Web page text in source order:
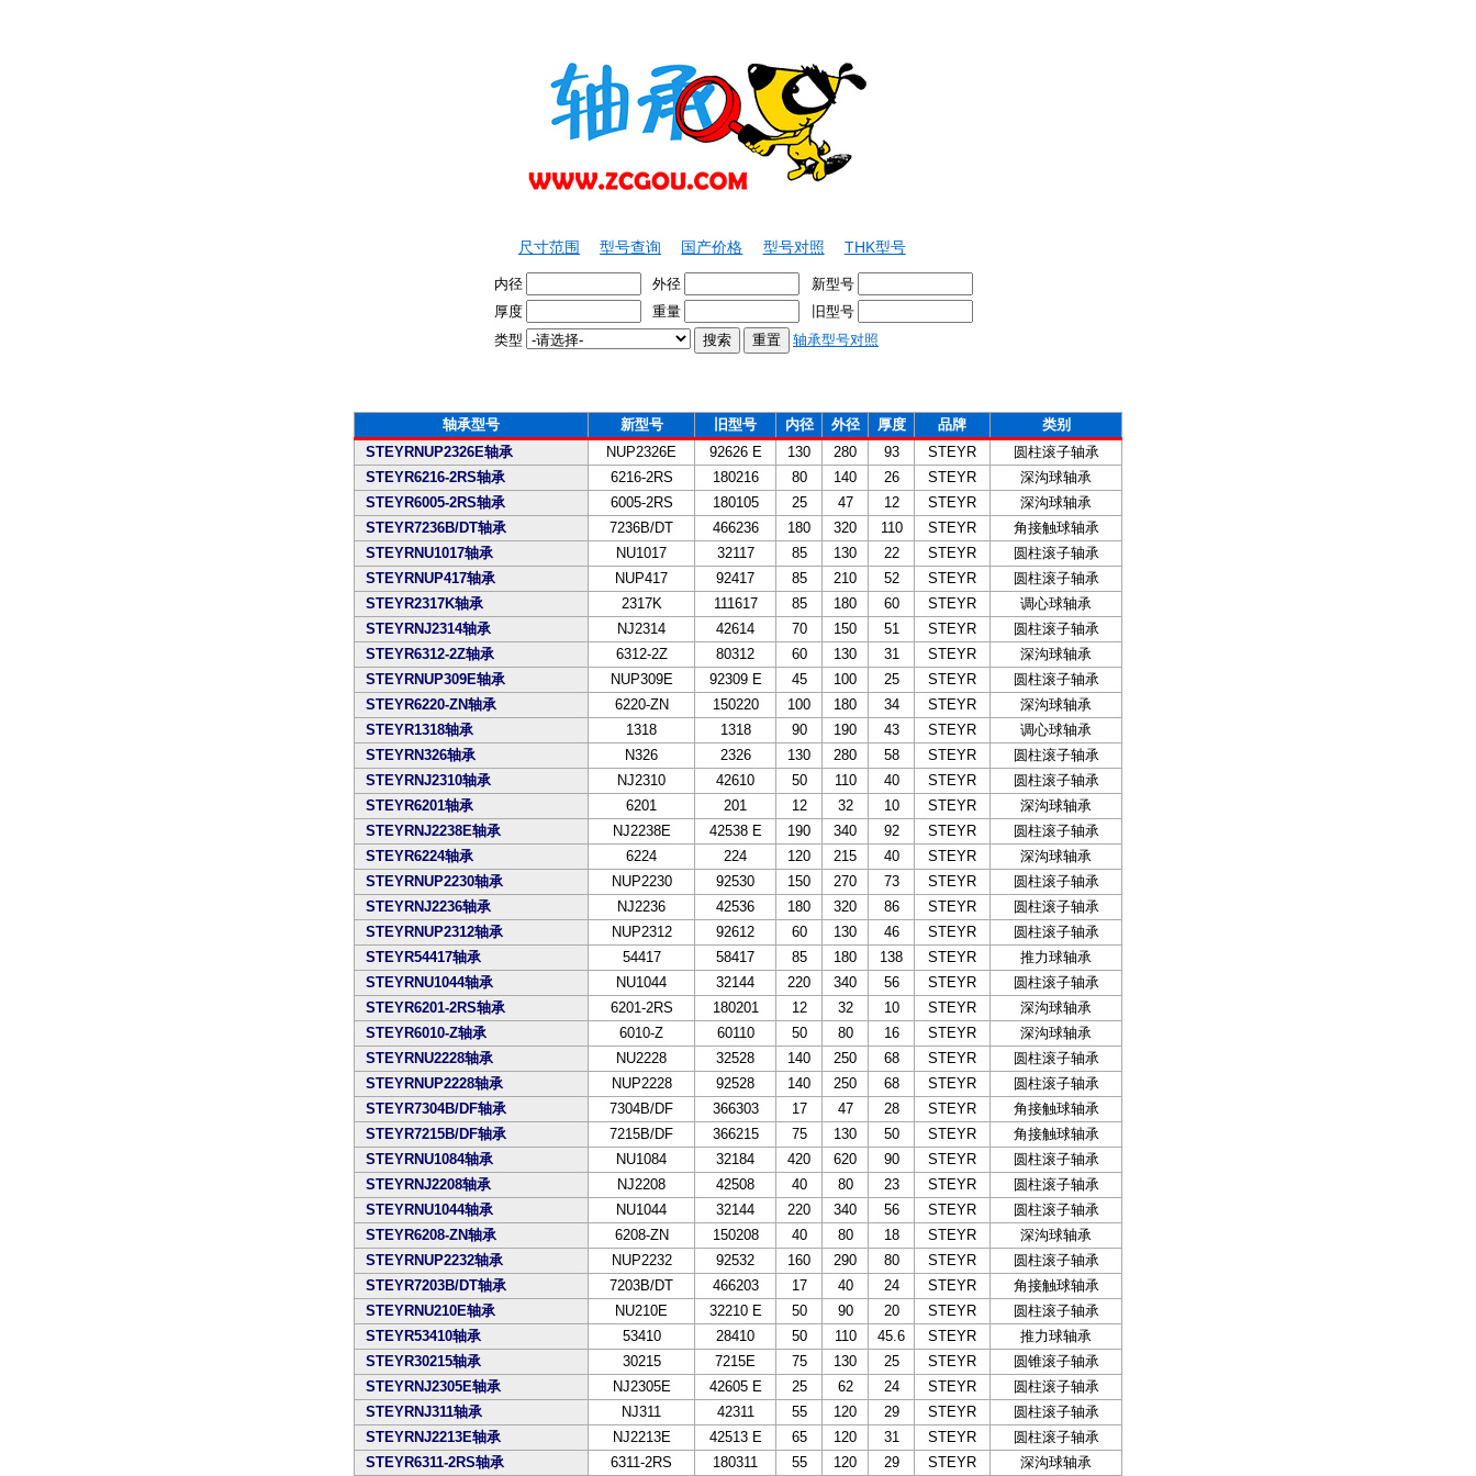
尺寸范围 型号查询 国产价格 型号对照 THK型号
内径 外径
新型号
厚度
重量
旧型号
类型
轴承型号对照
轴承型号 新型号 旧型号 内径 外径 厚度 品牌
类别
STEYRNUP2326E轴承
NUP2326E 92626 E 130 280 93 STEYR
圆柱滚子轴承
STEYR6216-2RS轴承
6216-2RS 180216 80 140 26 STEYR
深沟球轴承
STEYR6005-2RS轴承
6005-2RS 180105 25 47 12 STEYR
深沟球轴承
STEYR7236B/DT轴承
7236B/DT 466236 180 320 110 STEYR
角接触球轴承
STEYRNU1017轴承
NU1017 32117 85 130 22 STEYR
圆柱滚子轴承
STEYRNUP417轴承
NUP417 92417 85 210 52 STEYR
圆柱滚子轴承
STEYR2317K轴承
2317K 111617 85 180 60 STEYR
调心球轴承
STEYRNJ2314轴承
NJ2314 42614 70 150 51 STEYR
圆柱滚子轴承
STEYR6312-2Z轴承
6312-2Z 80312 60 130 31 STEYR
深沟球轴承
STEYRNUP309E轴承
NUP309E 92309 E 45 100 25 STEYR
圆柱滚子轴承
STEYR6220-ZN轴承
6220-ZN 150220 100 180 34 STEYR
深沟球轴承
STEYR1318轴承
1318 1318 90 190 43 STEYR
调心球轴承
STEYRN326轴承
N326 2326 130 280 58 STEYR
圆柱滚子轴承
STEYRNJ2310轴承
NJ2310 42610 50 110 40 STEYR
圆柱滚子轴承
STEYR6201轴承
6201 201 12 32 10 STEYR
深沟球轴承
STEYRNJ2238E轴承
NJ2238E 42538 E 190 340 92 STEYR
圆柱滚子轴承
STEYR6224轴承
6224 224 120 215 40 STEYR
深沟球轴承
STEYRNUP2230轴承
NUP2230 92530 150 270 73 STEYR
圆柱滚子轴承
STEYRNJ2236轴承
NJ2236 42536 180 320 86 STEYR
圆柱滚子轴承
STEYRNUP2312轴承
NUP2312 92612 60 130 46 STEYR
圆柱滚子轴承
STEYR54417轴承
54417 58417 85 180 138 STEYR
推力球轴承
STEYRNU1044轴承
NU1044 32144 220 340 56 STEYR
圆柱滚子轴承
STEYR6201-2RS轴承
6201-2RS 180201 12 32 10 STEYR
深沟球轴承
STEYR6010-Z轴承
6010-Z 60110 50 80 16 STEYR
深沟球轴承
STEYRNU2228轴承
NU2228 32528 140 250 68 STEYR
圆柱滚子轴承
STEYRNUP2228轴承
NUP2228 92528 140 250 68 STEYR
圆柱滚子轴承
STEYR7304B/DF轴承
7304B/DF 366303 17 47 28 STEYR
角接触球轴承
STEYR7215B/DF轴承
7215B/DF 366215 75 130 50 STEYR
角接触球轴承
STEYRNU1084轴承
NU1084 32184 420 620 90 STEYR
圆柱滚子轴承
STEYRNJ2208轴承
NJ2208 42508 40 80 23 STEYR
圆柱滚子轴承
STEYRNU1044轴承
NU1044 32144 220 340 56 STEYR
圆柱滚子轴承
STEYR6208-ZN轴承
6208-ZN 150208 40 80 18 STEYR
深沟球轴承
STEYRNUP2232轴承
NUP2232 92532 160 290 80 STEYR
圆柱滚子轴承
STEYR7203B/DT轴承
7203B/DT 466203 17 40 24 STEYR
角接触球轴承
STEYRNU210E轴承
NU210E 32210 E 50 90 20 STEYR
圆柱滚子轴承
STEYR53410轴承
53410 28410 50 110 45.6 STEYR
推力球轴承
STEYR30215轴承
30215 7215E 75 130 25 STEYR
圆锥滚子轴承
STEYRNJ2305E轴承
NJ2305E 42605 E 25 62 24 STEYR
圆柱滚子轴承
STEYRNJ311轴承
NJ311 42311 55 120 29 STEYR
圆柱滚子轴承
STEYRNJ2213E轴承
NJ2213E 42513 E 65 120 31 STEYR
圆柱滚子轴承
STEYR6311-2RS轴承
6311-2RS 180311 55 120 29 STEYR 深沟球轴承